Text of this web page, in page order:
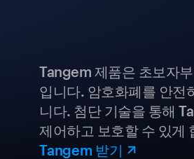
Tangem 제품은 초보자
입니다. 암호화폐를 안전
니다. 첨단 기술을 통해
제어하고 보호할 수 있게
Tangem 받기